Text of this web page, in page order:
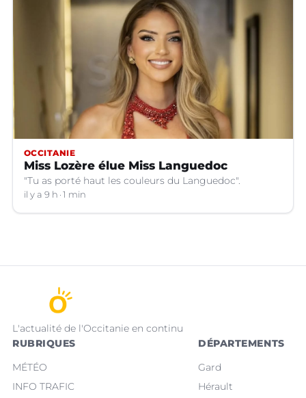
OCCITANIE
Miss Lozère élue Miss Languedoc
"Tu as porté haut les couleurs du Languedoc".
il y a 9 h 1 min
L'actualité de l'Occitanie en continu
RUBRIQUES
MÉTÉO
INFO TRAFIC
DÉPARTEMENTS
Gard
Hérault